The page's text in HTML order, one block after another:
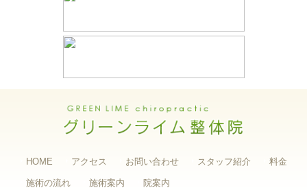
HOME アクセス お問い合わせ スタッフ紹介 料金
施術の流れ 施術案内 院案内